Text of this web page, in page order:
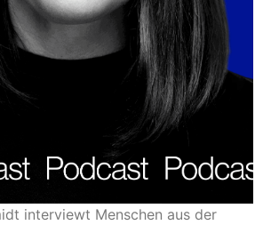
interviewt Menschen aus der